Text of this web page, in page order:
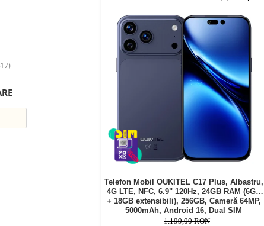
Telefon Mobil OUKITEL C17 Plus, Albastru,
4G LTE, NFC, 6.9" 120Hz, 24GB RAM (6GB
+ 18GB extensibili), 256GB, Cameră 64MP,
5000mAh, Android 16, Dual SIM
1.199,00 RON